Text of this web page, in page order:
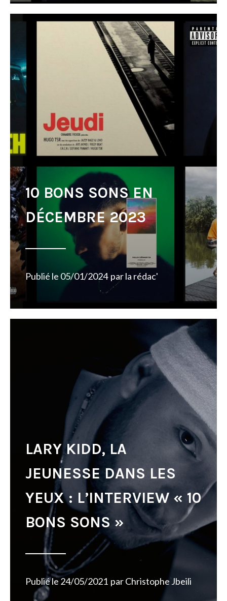
10 BONS SONS EN
DÉCEMBRE 2023
Publié le 05/01/2024 parla rédac'
LARY KIDD, LA
JEUNESSE DANS LES
YEUX : L’INTERVIEW « 10
BONS SONS »
Publié le24/05/2021 parChristophe Jbeili